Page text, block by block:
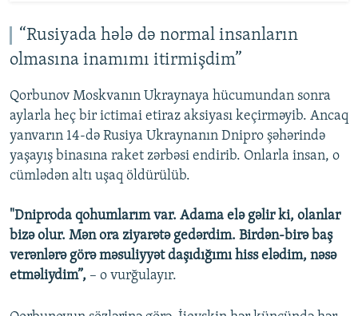
“Rusiyada hələ də normal insanların
olmasına inamımı itirmişdim”
Qorbunov Moskvanın Ukraynaya hücumundan sonra
aylarla heç bir ictimai etiraz aksiyası keçirməyib. Ancaq
yanvarın 14-də Rusiya Ukraynanın Dnipro şəhərində
yaşayış binasına raket zərbəsi endirib. Onlarla insan, o
cümlədən altı uşaq öldürülüb.
"Dniproda qohumlarım var. Adama elə gəlir ki, olanlar
bizə olur. Mən ora ziyarətə gedərdim. Birdən-birə baş
verənlərə görə məsuliyyət daşıdığımı hiss elədim, nəsə
etməliydim”, – o vurğulayır.